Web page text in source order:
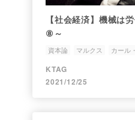
【社会経済】機械は
⑧～
資本論 マルクス カール
KTAG
2021/12/25